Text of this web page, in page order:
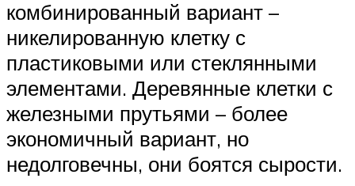
комбинированный вариант –
никелированную клетку с
пластиковыми или стеклянными
элементами. Деревянные клетки с
железными прутьями – более
экономичный вариант, но
недолговечны, они боятся сырости.